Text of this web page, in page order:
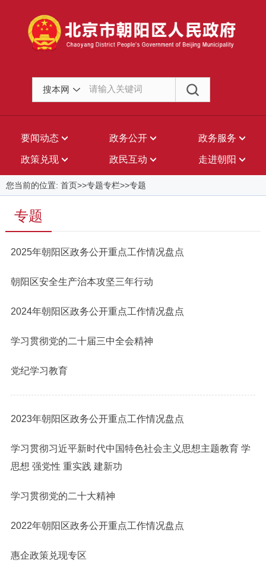
搜本网
要闻动态 政务公开 政务服务
政策兑现 政民互动 走进朝阳
您当前的位置: 首页>>专题专栏>>专题
专题
2025年朝阳区政务公开重点工作情况盘点
朝阳区安全生产治本攻坚三年行动
2024年朝阳区政务公开重点工作情况盘点
学习贯彻党的二十届三中全会精神
党纪学习教育
2023年朝阳区政务公开重点工作情况盘点
学习贯彻习近平新时代中国特色社会主义思想主题教育 学
思想 强党性 重实践 建新功
学习贯彻党的二十大精神
2022年朝阳区政务公开重点工作情况盘点
惠企政策兑现专区